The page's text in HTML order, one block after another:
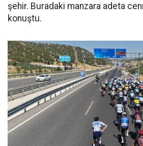
şehir. Buradaki manzara adeta
konuştu.